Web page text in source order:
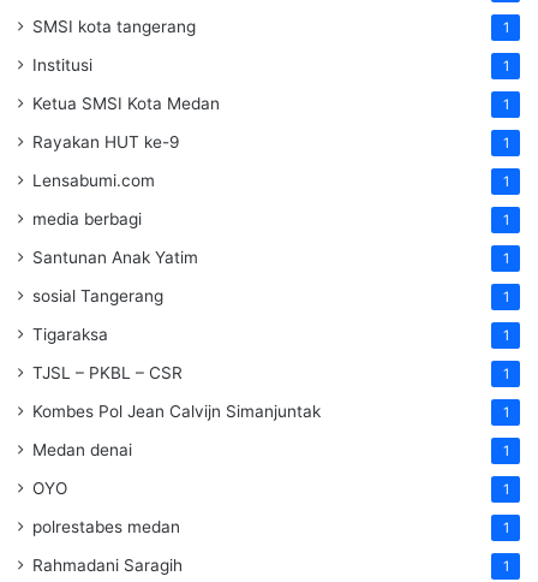
SMSI kota tangerang 1
Institusi 1
Ketua SMSI Kota Medan 1
Rayakan HUT ke-9 1
Lensabumi.com 1
media berbagi 1
Santunan Anak Yatim 1
sosial Tangerang 1
Tigaraksa 1
TJSL – PKBL – CSR 1
Kombes Pol Jean Calvijn Simanjuntak 1
Medan denai 1
OYO 1
polrestabes medan 1
Rahmadani Saragih 1